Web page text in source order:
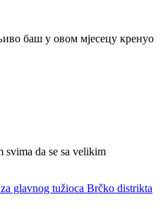
баш у овом мјесецу кренуо
svima da se sa velikim
glavnog tužioca Brčko distrikta